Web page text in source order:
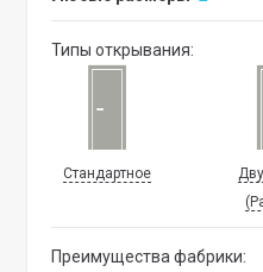
Типы открывания:
Стандартное
Преимущества фабрики: